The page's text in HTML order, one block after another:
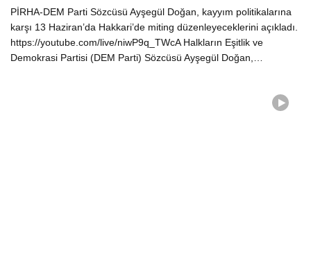
PİRHA-DEM Parti Sözcüsü Ayşegül Doğan, kayyım politikalarına
karşı 13 Haziran’da Hakkari’de miting düzenleyeceklerini açıkladı.
https://youtube.com/live/niwP9q_TWcA Halkların Eşitlik ve
Demokrasi Partisi (DEM Parti) Sözcüsü Ayşegül Doğan,…